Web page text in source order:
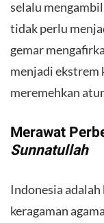
selalu mengambil
tidak perlu
gemar
menjadi ekstrem
meremehkan
​Merawat
Sunnatullah
​Indonesia adalah
keragaman